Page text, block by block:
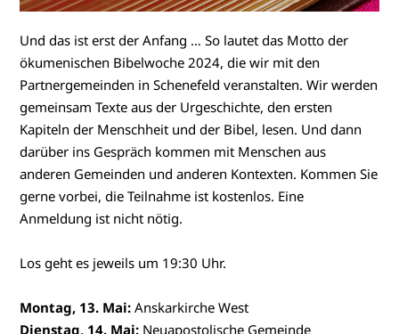
Und das ist erst der Anfang … So lautet das Motto der
ökumenischen Bibelwoche 2024, die wir mit den
Partnergemeinden in Schenefeld veranstalten. Wir werden
gemeinsam Texte aus der Urgeschichte, den ersten
Kapiteln der Menschheit und der Bibel, lesen. Und dann
darüber ins Gespräch kommen mit Menschen aus
anderen Gemeinden und anderen Kontexten. Kommen Sie
gerne vorbei, die Teilnahme ist kostenlos. Eine
Anmeldung ist nicht nötig.
Los geht es jeweils um 19:30 Uhr.
Montag, 13. Mai: Anskarkirche West
Dienstag, 14. Mai: Neuapostolische Gemeinde